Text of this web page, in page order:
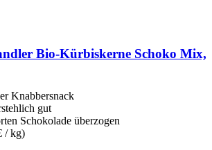
Bio-​Kürbiskerne Schoko Mix,
Knabbersnack
gut
Schokolade überzogen
/ kg)